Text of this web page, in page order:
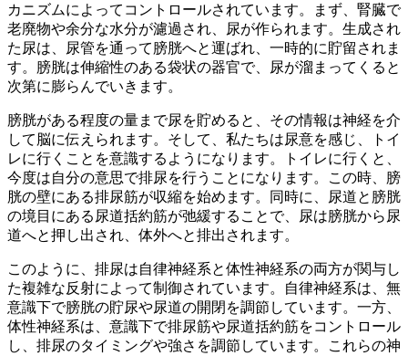
カニズムによってコントロールされています。まず、腎臓で
老廃物や余分な水分が濾過され、尿が作られます。生成され
た尿は、尿管を通って膀胱へと運ばれ、一時的に貯留されま
す。膀胱は伸縮性のある袋状の器官で、尿が溜まってくると
次第に膨らんでいきます。
膀胱がある程度の量まで尿を貯めると、その情報は神経を介
して脳に伝えられます。そして、私たちは尿意を感じ、トイ
レに行くことを意識するようになります。トイレに行くと、
今度は自分の意思で排尿を行うことになります。この時、 膀
胱の壁にある排尿筋が収縮を始めます。同時に、尿道と膀胱
の境目にある 尿道括約筋が弛緩することで、尿は膀胱から尿
道へと押し出され、体外へと排出されます。
このように、排尿は自律神経系と体性神経系の両方が関与し
た複雑な反射によって制御されています。自律神経系は、 無
意識下で膀胱の貯尿や尿道の開閉を調節しています。一方、
体性神経系は、 意識下で排尿筋や尿道括約筋をコントロール
し、排尿のタイミングや強さを調節しています。これらの神